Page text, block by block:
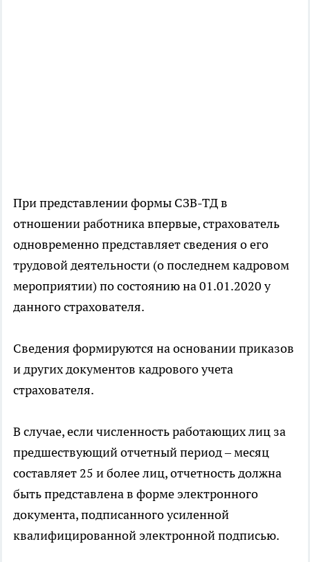
При представлении формы СЗВ-ТД в
отношении работника впервые, страхователь
одновременно представляет сведения о его
трудовой деятельности (о последнем кадровом
мероприятии) по состоянию на 01.01.2020 у
данного страхователя.
Сведения формируются на основании приказов
и других документов кадрового учета
страхователя.
В случае, если численность работающих лиц за
предшествующий отчетный период – месяц
составляет 25 и более лиц, отчетность должна
быть представлена в форме электронного
документа, подписанного усиленной
квалифицированной электронной подписью.